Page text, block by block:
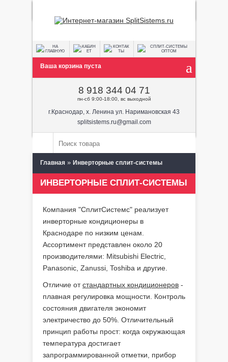
Ваша корзина пуста
8 918 344 04 71
пн-сб 9:00-18:00, вс выходной
г.Краснодар, х. Ленина ул. Наримановская 43
splitsistems.ru@gmail.com
Главная » Инверторные сплит-системы
ИНВЕРТОРНЫЕ СПЛИТ-СИСТЕМЫ
Компания "СплитСистемс" реализует
инверторные кондиционеры в
Краснодаре по низким ценам.
Ассортимент представлен около 20
производителями: Mitsubishi Electric,
Panasonic, Zanussi, Toshiba и другие.
Отличие отстандартных кондиционеров -
плавная регулировка мощности. Контроль
состояния двигателя экономит
электричество до 50%. Отличительный
принцип работы прост: когда окружающая
температура достигает
запрограммированной отметки, прибор